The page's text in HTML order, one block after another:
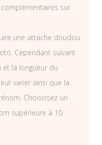
sur
une attache doudou
Cependant suivant
et la longueur du
varier ainsi que la
Choisissez un
supérieure à 10